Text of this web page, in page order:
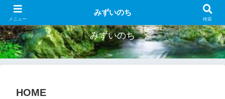
お得なウォーターサーバー紹介
みずいのち
HOME
メニュー
みずいのち
検索